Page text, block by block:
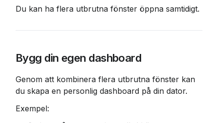
Du kan ha flera utbrutna fönster öppna samtidigt.
Bygg din egen dashboard
Genom att kombinera flera utbrutna fönster kan
du skapa en personlig dashboard på din dator.
Exempel: